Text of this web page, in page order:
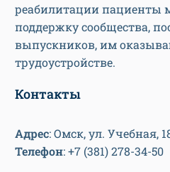
реабилитации пациенты
поддержку сообщества,
выпускников, им
трудоустройстве.
Контакты
Адрес: Омск, ул. Учебная,
Телефон: +7 (381) 278-34-50